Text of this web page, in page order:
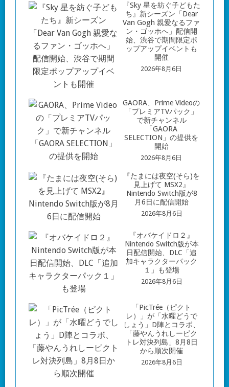
『Sky 星を紡ぐ子どもた
ち』新シーズン「Dear
Van Gogh 親愛なるファ
ン・ゴッホへ」配信開
始、渋谷で期間限定ポ
ップアップイベントも
開催
2026年8月6日
GAORA、Prime Videoの
「プレミアTVパック」
で新チャンネル
「GAORA
SELECTION」の提供を
開始
2026年8月6日
『たまには夜空(そら)を
見上げて MSX2』
Nintendo Switch版が8
月6日に配信開始
2026年8月6日
『オバケイドロ２』
Nintendo Switch版が本
日配信開始、DLC「追
加キャラクターパック
１」も登場
2026年8月6日
「PicTrée（ピクト
レ）」が「水曜どうで
しょう」D陣とコラボ、
「藤やんうれしーピク
トレ対決列島」8月8日
から順次開催
2026年8月6日